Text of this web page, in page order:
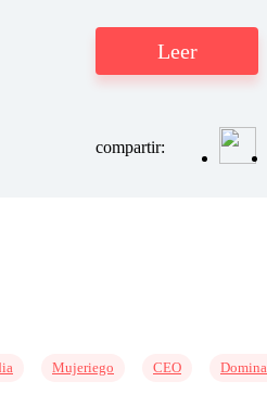
Leer
compartir:
Mujeriego CEO